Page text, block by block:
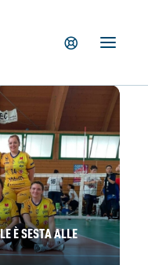
È SESTA ALLE